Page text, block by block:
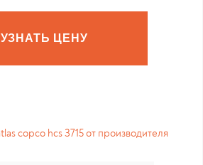
УЗНАТЬ ЦЕНУ